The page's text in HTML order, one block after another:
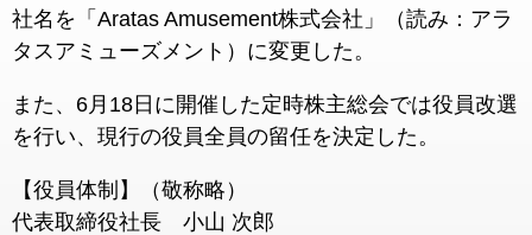
社名を「Aratas Amusement株式会社」（読み：アラ
タスアミューズメント）に変更した。
また、6月18日に開催した定時株主総会では役員改選
を行い、現行の役員全員の留任を決定した。
【役員体制】（敬称略）
代表取締役社長 小山 次郎